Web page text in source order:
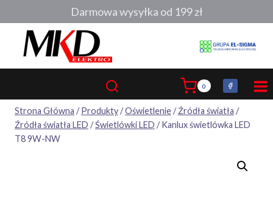
do
0
Strona Główna / Produkty/Oświetlenie/ Źródła światła /
Źródła światła LED /Świetlówki LED / Kanlux świetlówka LED
T8 9W-NW
Darmowa wysyłka od 199 zł